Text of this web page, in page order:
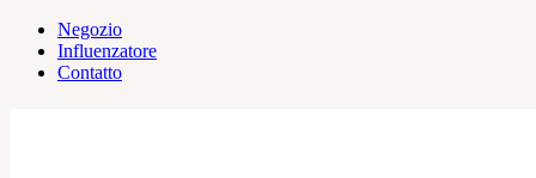
Negozio
Influenzatore
Contatto